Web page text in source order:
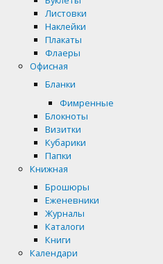
Листовки
Наклейки
Плакаты
Флаеры
Офисная
Бланки
Фимренные
Блокноты
Визитки
Кубарики
Папки
Книжная
Брошюры
Еженевники
Журналы
Каталоги
Книги
Календари